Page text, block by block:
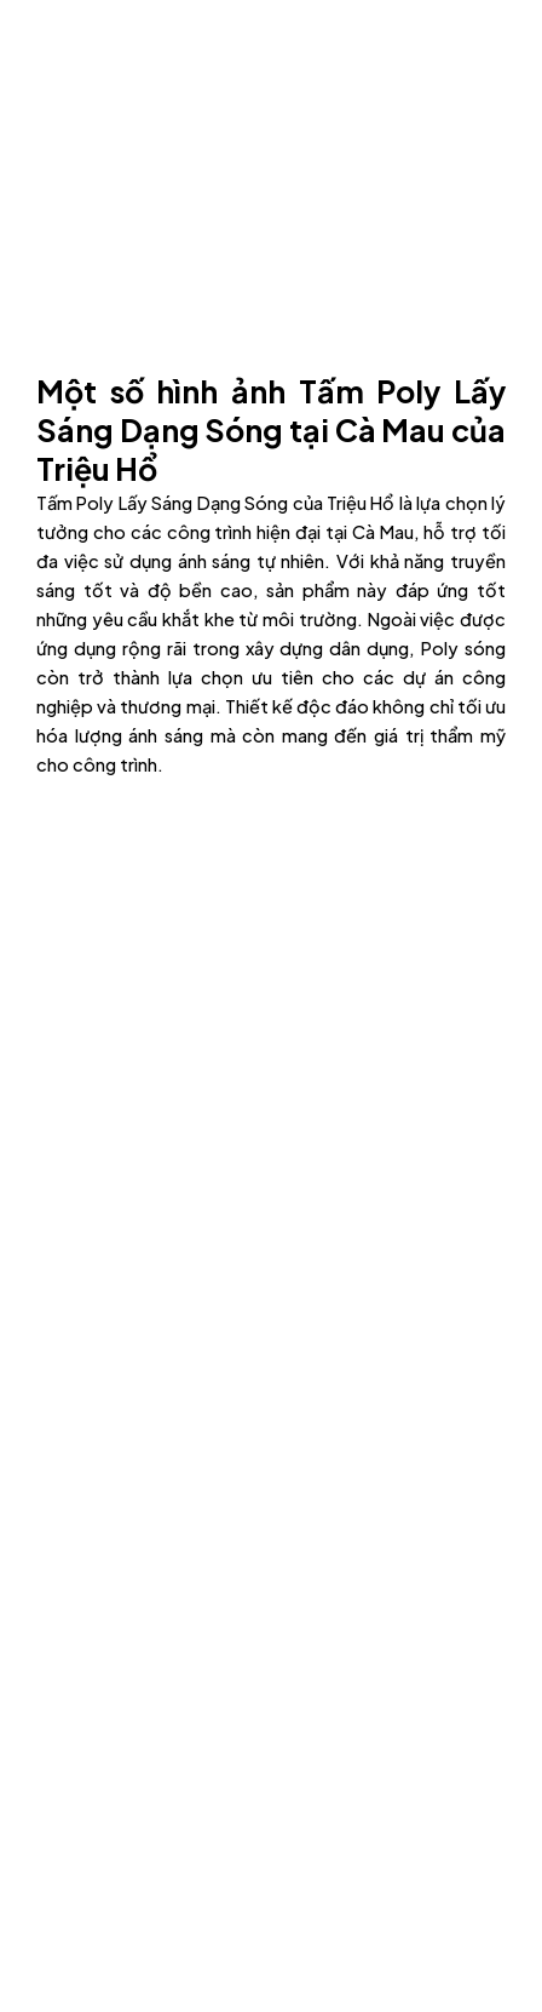
Một số hình ảnh Tấm Poly Lấy
Sáng Dạng Sóng tại Cà Mau của
Triệu Hổ
Tấm Poly Lấy Sáng Dạng Sóng của Triệu Hổ là lựa chọn lý
tưởng cho các công trình hiện đại tại Cà Mau, hỗ trợ tối
đa việc sử dụng ánh sáng tự nhiên. Với khả năng truyền
sáng tốt và độ bền cao, sản phẩm này đáp ứng tốt
những yêu cầu khắt khe từ môi trường. Ngoài việc được
ứng dụng rộng rãi trong xây dựng dân dụng, Poly sóng
còn trở thành lựa chọn ưu tiên cho các dự án công
nghiệp và thương mại. Thiết kế độc đáo không chỉ tối ưu
hóa lượng ánh sáng mà còn mang đến giá trị thẩm mỹ
cho công trình.